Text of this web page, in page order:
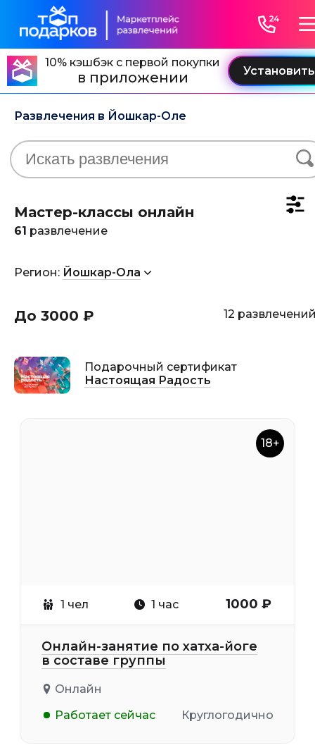
10% кэшбэк с первой покупки
в приложении
Развлечения в Йошкар-Оле
Мастер-классы онлайн
61 развлечение
Регион: Йошкар-Ола
До 3000 ₽ 12
Подарочный сертификат
Настоящая Радость
18+
1 чел 1 час 1000 ₽
Онлайн-занятие по хатха-йоге
в составе группы
Онлайн
Работает сейчас
Круглогодично